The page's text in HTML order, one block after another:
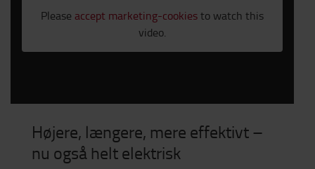
Please accept marketing-cookiesto watch this
video.
Højere, længere, mere effektivt –
nu også helt elektrisk